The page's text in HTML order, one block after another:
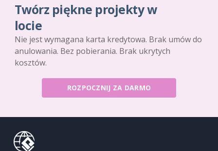
Twórz piękne projekty w
locie
Nie jest wymagana karta kredytowa. Brak umów do
anulowania. Bez pobierania. Brak ukrytych
kosztów.
ROZPOCZNIJ ZA DARMO